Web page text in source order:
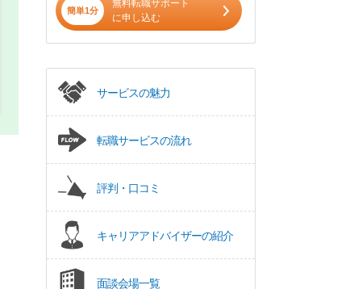
簡単1分
無料転職サポート
に申し込む
サービスの魅力
転職サービスの流れ
評判・口コミ
キャリアアドバイザーの紹介
面談会場一覧